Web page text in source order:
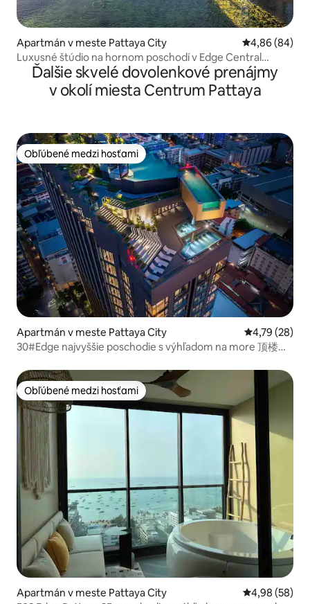
Apartmán v meste Pattaya City Priemerné
4,86 (84)
Luxusné štúdio na hornom poschodí v Edge Central
Pattaya
Ďalšie skvelé dovolenkové prenájmy
v okolí miesta Centrum Pattaya
Obľúbené medzi hosťami
Obľúbené medzi hosťami
Apartmán v meste Pattaya City Priemerné
4,79 (28)
30#Edge najvyššie poschodie s výhľadom na more 顶楼浴
Obľúbené medzi hosťami
Obľúbené medzi hosťami
Apartmán v meste Pattaya City Priemerné
4,98 (58)